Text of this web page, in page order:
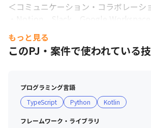
＜コミュニケーション・コラボレーシ
・Notion、Slack、Google Workspace
・GitHubベースの開発・コードレビュー
・プロダクト・事業サイドとの定期的
も担当
もっと見る
このPJ・案件で使われている
プログラミング言語
TypeScript
Python Kotlin
フレームワーク・ライブラリ